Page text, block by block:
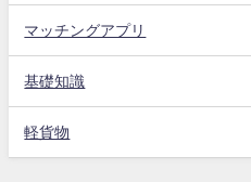
マッチングアプリ
基礎知識
軽貨物